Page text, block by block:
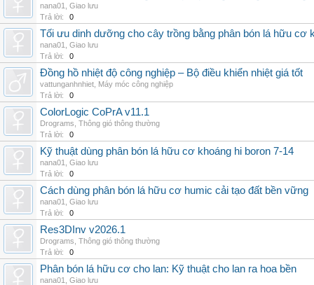
nana01
Giao lưu
Trả lời:
0
Tối ưu dinh dưỡng cho cây trồng bằng phân bón lá hữu cơ
nana01
Giao lưu
Trả lời:
0
Đồng hồ nhiệt độ công nghiệp – Bộ điều khiển nhiệt giá tốt
vattunganhnhiet Máy móc công nghiệp
Trả lời:
0
ColorLogic CoPrA v11.1
Drograms Thông gió thông thường
Trả lời:
0
Kỹ thuật dùng phân bón lá hữu cơ khoáng hi boron 7-14
nana01
Giao lưu
Trả lời:
0
Cách dùng phân bón lá hữu cơ humic cải tạo đất bền vững
nana01
Giao lưu
Trả lời:
0
Res3DInv v2026.1
Drograms Thông gió thông thường
Trả lời:
0
Phân bón lá hữu cơ cho lan: Kỹ thuật cho lan ra hoa bền
nana01
Giao lưu